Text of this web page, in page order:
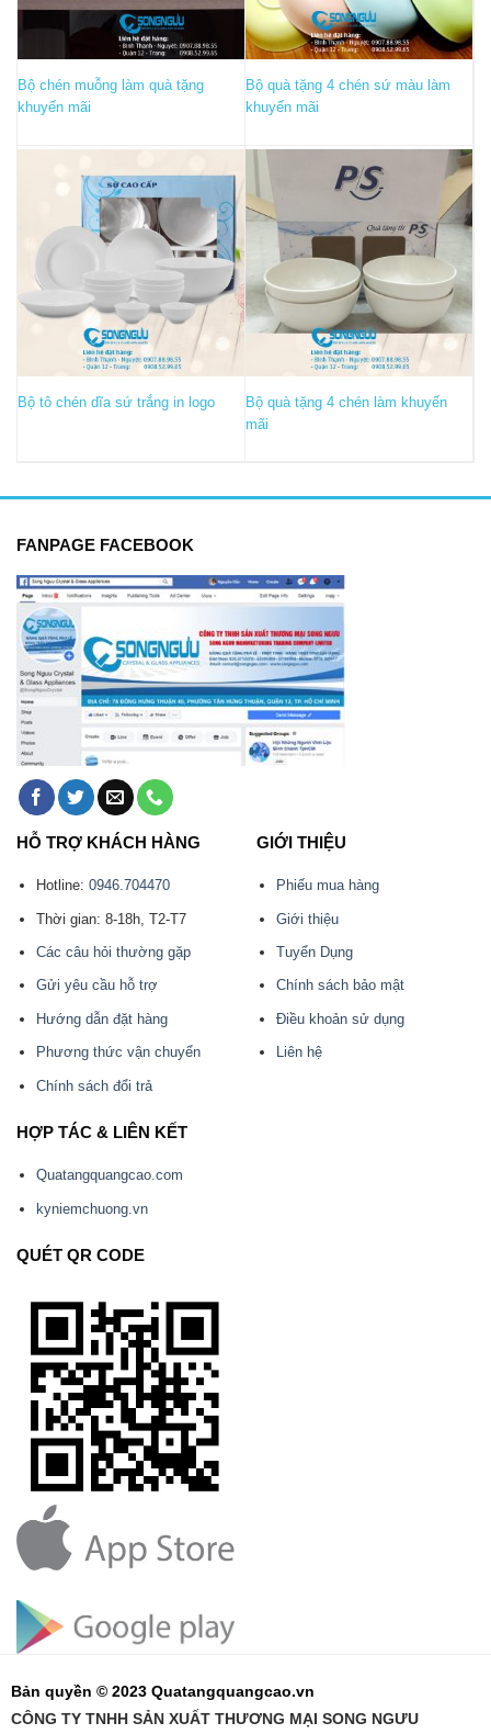
Bộ chén muỗng làm quà tặng
khuyến mãi
Bộ quà tặng 4 chén sứ màu làm
khuyến mãi
Bộ tô chén dĩa sứ trắng in logo
Bộ quà tặng 4 chén làm khuyến
mãi
FANPAGE FACEBOOK
HỖ TRỢ KHÁCH HÀNG
Hotline: 0946.704470
Thời gian: 8-18h, T2-T7
Các câu hỏi thường gặp
Gửi yêu cầu hỗ trợ
Hướng dẫn đặt hàng
Phương thức vận chuyển
Chính sách đổi trả
GIỚI THIỆU
Phiếu mua hàng
Giới thiệu
Tuyển Dụng
Chính sách bảo mật
Điều khoản sử dụng
Liên hệ
HỢP TÁC & LIÊN KẾT
Quatangquangcao.com
kyniemchuong.vn
QUÉT QR CODE
Bản quyền © 2023 Quatangquangcao.vn
CÔNG TY TNHH SẢN XUẤT THƯƠNG MẠI SONG NGƯU